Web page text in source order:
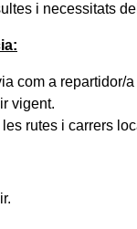
i necessitats
com a repartidor/
vigent.
rutes i carrers